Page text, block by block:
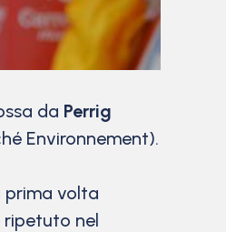
da Perrig
Environnement).
prima volta
ripetuto nel